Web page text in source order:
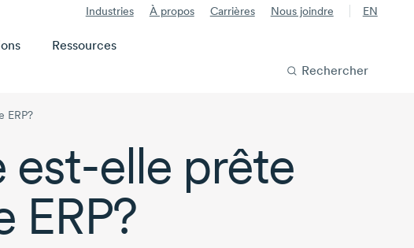
Industries À propos Carrières Nous joindre EN
Ressources
Rechercher
ERP?
est-elle prête
ERP?